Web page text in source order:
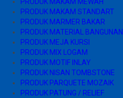
PRODUK MAKAM STANDART
PRODUK MARMER BAKAR
PRODUK MATERIAL BANGUNAN
PRODUK MEJA KURSI
PRODUK MIX LOGAM
PRODUK MOTIF INLAY
PRODUK NISAN TOMBSTONE
PRODUK PARQUETE MOZAIK
PRODUK PATUNG / RELIEF